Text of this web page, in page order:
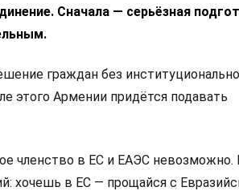
Сначала — серьёзная
граждан без
этого Армении придётся подавать
членство в ЕС и ЕАЭС невозможно.
хочешь в ЕС — прощайся с